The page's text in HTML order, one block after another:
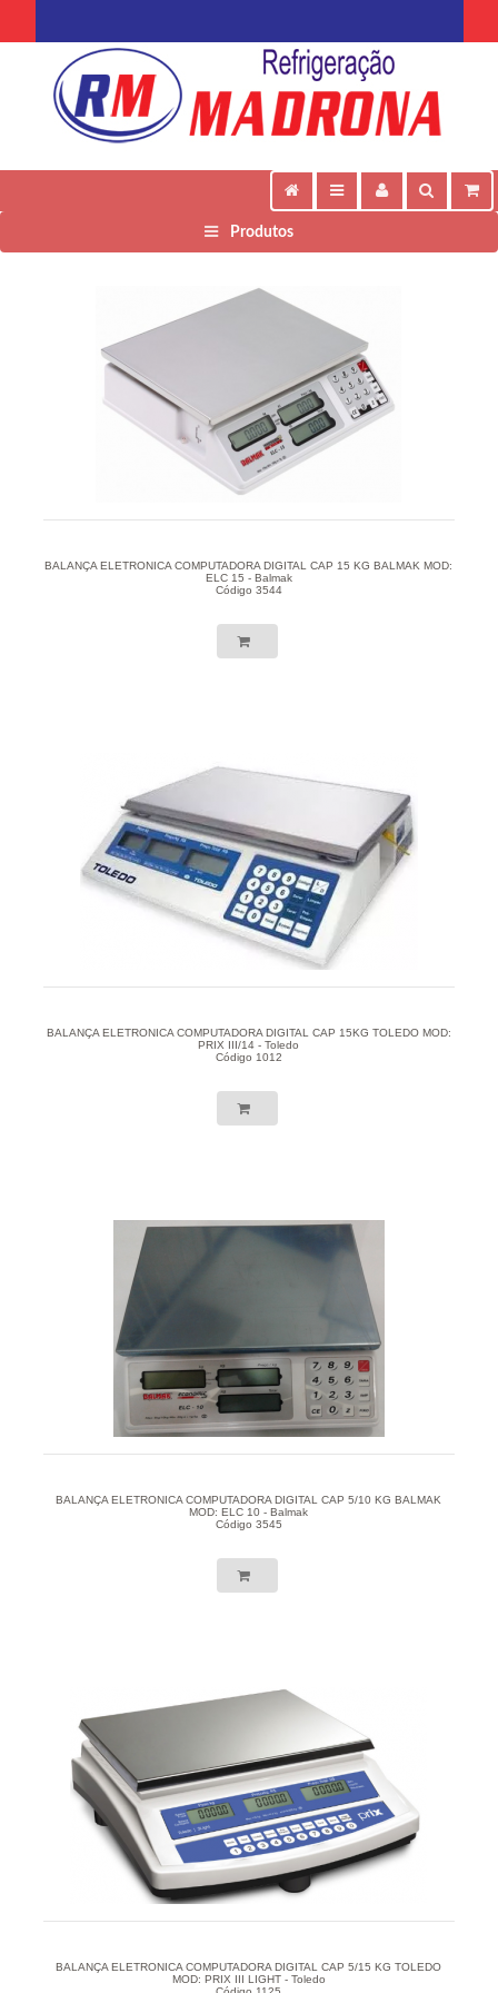
Produtos
BALANÇA ELETRONICA COMPUTADORA DIGITAL CAP 15 KG BALMAK MOD:
ELC 15 - Balmak
Código 3544
BALANÇA ELETRONICA COMPUTADORA DIGITAL CAP 15KG TOLEDO MOD:
PRIX III/14 - Toledo
Código 1012
BALANÇA ELETRONICA COMPUTADORA DIGITAL CAP 5/10 KG BALMAK
MOD: ELC 10 - Balmak
Código 3545
BALANÇA ELETRONICA COMPUTADORA DIGITAL CAP 5/15 KG TOLEDO
MOD: PRIX III LIGHT - Toledo